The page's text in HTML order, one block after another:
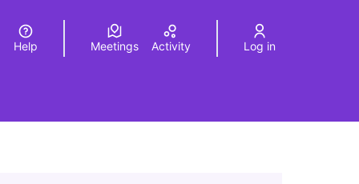
Elegir el idiomaChoose language
Help Meetings Activity Log in